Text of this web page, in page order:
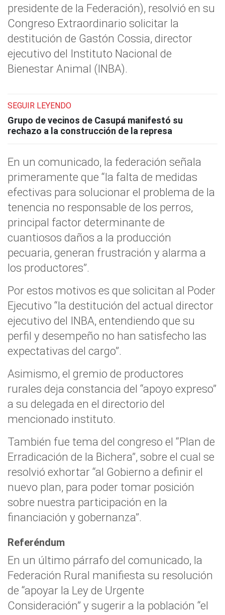
presidente de la Federación), resolvió en su
Congreso Extraordinario solicitar la
destitución de Gastón Cossia, director
ejecutivo del Instituto Nacional de
Bienestar Animal (INBA).
SEGUIR LEYENDO
Grupo de vecinos de Casupá manifestó su
rechazo a la construcción de la represa
En un comunicado, la federación señala
primeramente que “la falta de medidas
efectivas para solucionar el problema de la
tenencia no responsable de los perros,
principal factor determinante de
cuantiosos daños a la producción
pecuaria, generan frustración y alarma a
los productores”.
Por estos motivos es que solicitan al Poder
Ejecutivo “la destitución del actual director
ejecutivo del INBA, entendiendo que su
perfil y desempeño no han satisfecho las
expectativas del cargo”.
Asimismo, el gremio de productores
rurales deja constancia del “apoyo expreso”
a su delegada en el directorio del
mencionado instituto.
También fue tema del congreso el “Plan de
Erradicación de la Bichera”, sobre el cual se
resolvió exhortar “al Gobierno a definir el
nuevo plan, para poder tomar posición
sobre nuestra participación en la
financiación y gobernanza”.
Referéndum
En un último párrafo del comunicado, la
Federación Rural manifiesta su resolución
de “apoyar la Ley de Urgente
Consideración” y sugerir a la población “el